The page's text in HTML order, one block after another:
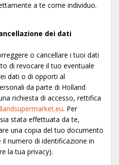
a te come individuo.
dei dati
o cancellare i tuoi dati
di revocare il tuo eventuale
dati o di opporti al
da parte di Holland
richiesta di accesso, rettifica
. Per
stata effettuata da te,
una copia del tuo documento
numero di identificazione in
la tua privacy).